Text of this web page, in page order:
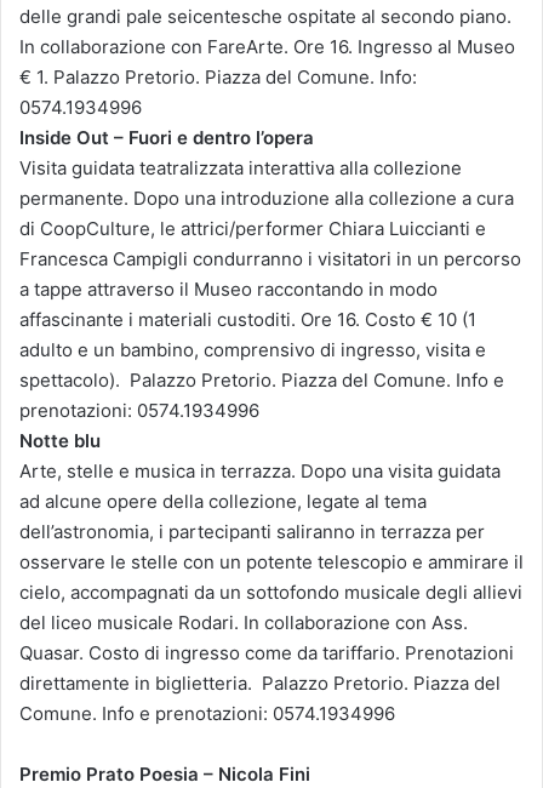
delle grandi pale seicentesche ospitate al secondo piano.
In collaborazione con FareArte. Ore 16. Ingresso al Museo
€ 1. Palazzo Pretorio. Piazza del Comune. Info:
0574.1934996
Inside Out – Fuori e dentro l’opera
Visita guidata teatralizzata interattiva alla collezione
permanente. Dopo una introduzione alla collezione a cura
di CoopCulture, le attrici/performer Chiara Luiccianti e
Francesca Campigli condurranno i visitatori in un percorso
a tappe attraverso il Museo raccontando in modo
affascinante i materiali custoditi. Ore 16. Costo € 10 (1
adulto e un bambino, comprensivo di ingresso, visita e
spettacolo). Palazzo Pretorio. Piazza del Comune. Info e
prenotazioni: 0574.1934996
Notte blu
Arte, stelle e musica in terrazza. Dopo una visita guidata
ad alcune opere della collezione, legate al tema
dell’astronomia, i partecipanti saliranno in terrazza per
osservare le stelle con un potente telescopio e ammirare il
cielo, accompagnati da un sottofondo musicale degli allievi
del liceo musicale Rodari. In collaborazione con Ass.
Quasar. Costo di ingresso come da tariffario. Prenotazioni
direttamente in biglietteria. Palazzo Pretorio. Piazza del
Comune. Info e prenotazioni: 0574.1934996
Premio Prato Poesia – Nicola Fini